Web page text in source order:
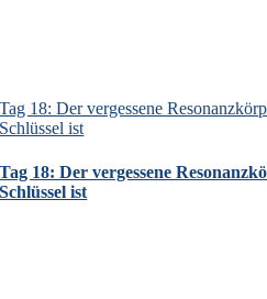
Tag 18: Der vergessene
Schlüssel ist
Tag 18: Der vergessene
Schlüssel ist